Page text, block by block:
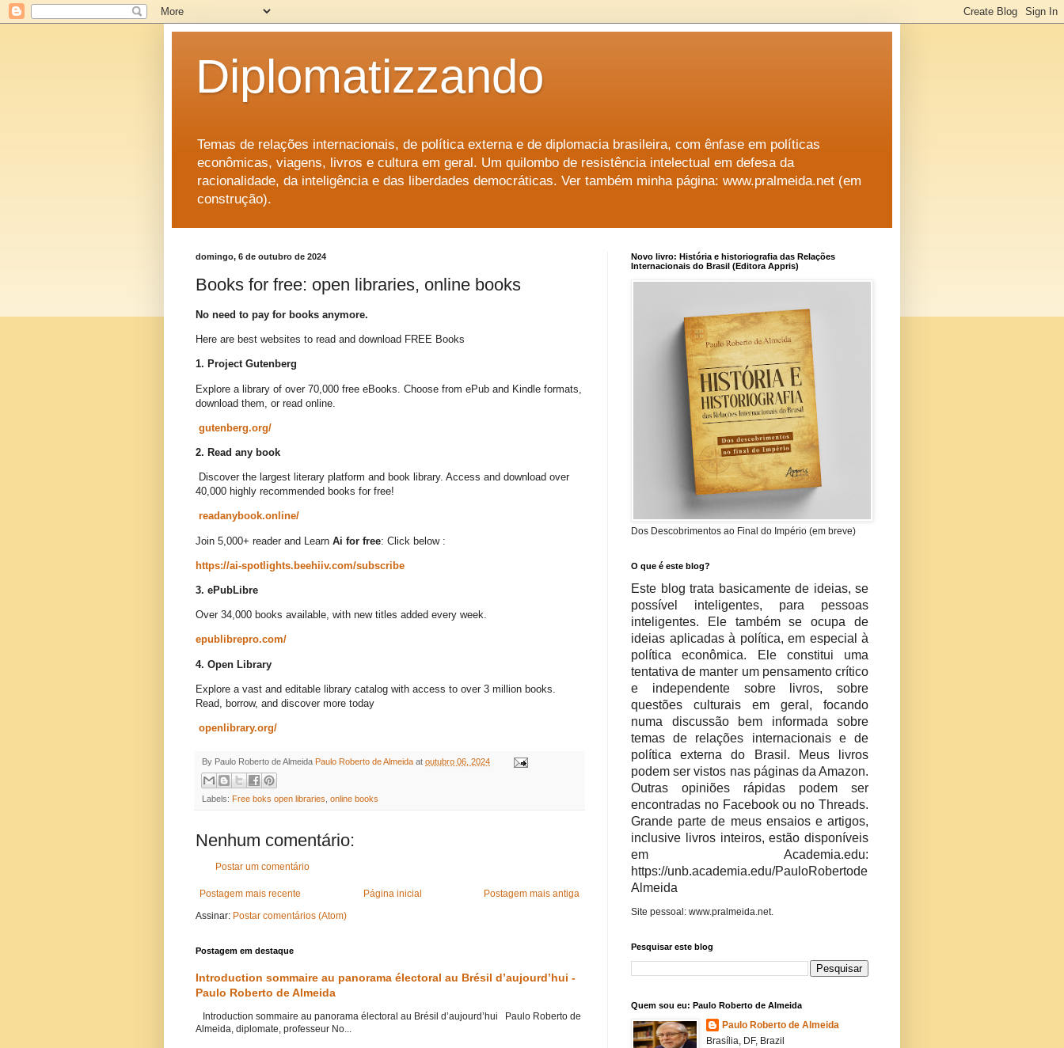
Diplomatizzando
Temas de relações internacionais, de política externa e de diplomacia brasileira, com ênfase em políticas
econômicas, viagens, livros e cultura em geral. Um quilombo de resistência intelectual em defesa da
racionalidade, da inteligência e das liberdades democráticas. Ver também minha página: www.pralmeida.net (em
construção).
domingo, 6 de outubro de 2024
Books for free: open libraries, online books
No need to pay for books anymore.
Here are best websites to read and download FREE Books
1. Project Gutenberg
Explore a library of over 70,000 free eBooks. Choose from ePub and Kindle formats,
download them, or read online.
gutenberg.org/
2. Read any book
Discover the largest literary platform and book library. Access and download over
40,000 highly recommended books for free!
readanybook.online/
Join 5,000+ reader and Learn Ai for free: Click below :
https://ai-spotlights.beehiiv.com/subscribe
3. ePubLibre
Over 34,000 books available, with new titles added every week.
epublibrepro.com/
4. Open Library
Explore a vast and editable library catalog with access to over 3 million books.
Read, borrow, and discover more today
openlibrary.org/
By Paulo Roberto de Almeida Paulo Roberto de Almeida at outubro 06, 2024
Labels: Free boks open libraries online books
Nenhum comentário:
Postar um comentário
Postagem mais recente Postagem mais antiga
Página inicial
Assinar: Postar comentários (Atom)
Postagem em destaque
Introduction sommaire au panorama électoral au Brésil d’aujourd’hui -
Paulo Roberto de Almeida
Introduction sommaire au panorama électoral au Brésil d’aujourd’hui Paulo Roberto de
Almeida, diplomate, professeur No...
Novo livro: História e historiografia das Relações
Internacionais do Brasil (Editora Appris)
Dos Descobrimentos ao Final do Império (em breve)
O que é este blog?
Este blog trata basicamente de ideias, se
possível inteligentes, para pessoas
inteligentes. Ele também se ocupa de
ideias aplicadas à política, em especial à
política econômica. Ele constitui uma
tentativa de manter um pensamento crítico
e independente sobre livros, sobre
questões culturais em geral, focando
numa discussão bem informada sobre
temas de relações internacionais e de
política externa do Brasil. Meus livros
podem ser vistos nas páginas da Amazon.
Outras opiniões rápidas podem ser
encontradas no Facebook ou no Threads.
Grande parte de meus ensaios e artigos,
inclusive livros inteiros, estão disponíveis
em Academia.edu:
https://unb.academia.edu/PauloRobertode
Almeida
Site pessoal: www.pralmeida.net.
Pesquisar este blog
Quem sou eu: Paulo Roberto de Almeida
Paulo Roberto de Almeida
Brasília, DF, Brazil